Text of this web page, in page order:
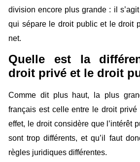
division encore plus grande : il
qui sépare le droit public et le droit
net.
Quelle est la
droit privé et le droit
Comme dit plus haut, la plus
français est celle entre le droit
effet, le droit considère que l’intérêt
sont trop différents, et qu’il faut
règles juridiques différentes.